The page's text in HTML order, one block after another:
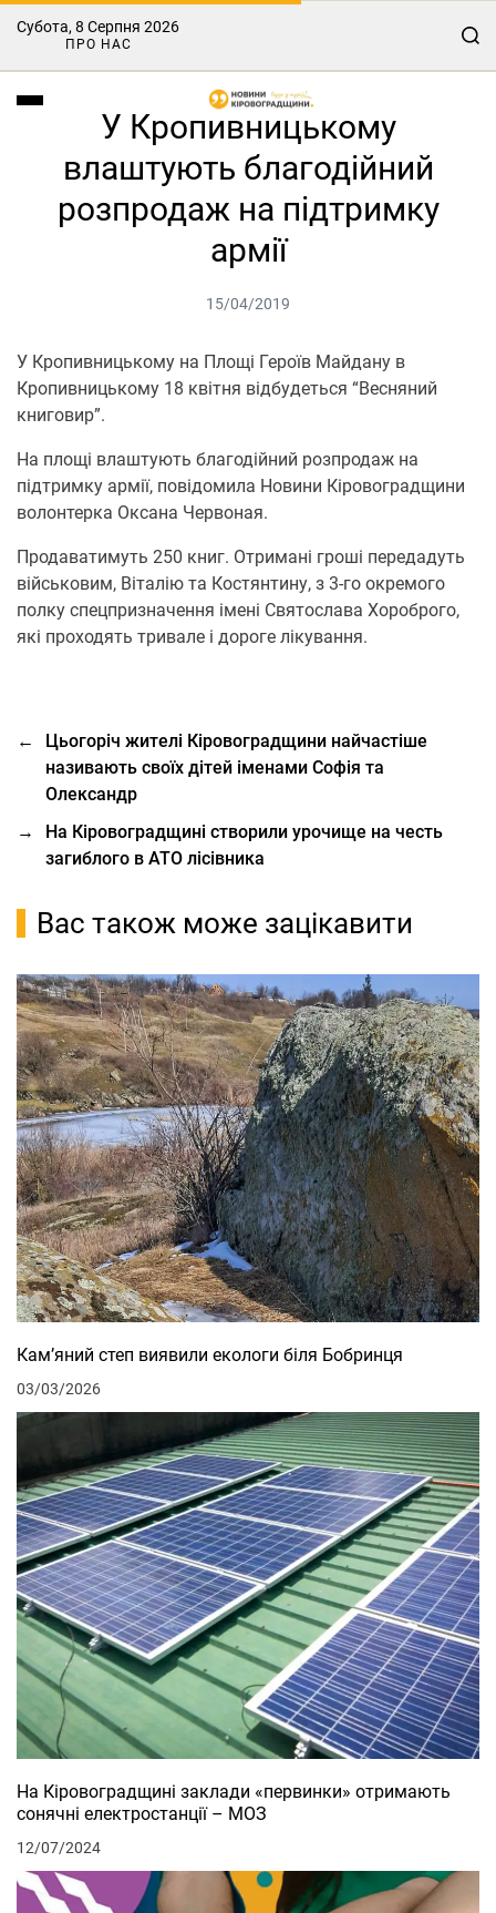
Субота, 8 Серпня 2026
ПРО НАС
У Кропивницькому
влаштують благодійний
розпродаж на підтримку
армії
15/04/2019
У Кропивницькому на Площі Героїв Майдану в
Кропивницькому 18 квітня відбудеться “Весняний
книговир”.
На площі влаштують благодійний розпродаж на
підтримку армії, повідомила Новини Кіровоградщини
волонтерка Оксана Червоная.
Продаватимуть 250 книг. Отримані гроші передадуть
військовим, Віталію та Костянтину, з 3-го окремого
полку спецпризначення імені Святослава Хороброго,
які проходять тривале і дороге лікування.
←
Цьогоріч жителі Кіровоградщини найчастіше
називають своїх дітей іменами Софія та
Олександр
→
На Кіровоградщині створили урочище на честь
загиблого в АТО лісівника
Вас також може зацікавити
Кам’яний степ виявили екологи біля Бобринця
03/03/2026
На Кіровоградщині заклади «первинки» отримають
сонячні електростанції – МОЗ
12/07/2024